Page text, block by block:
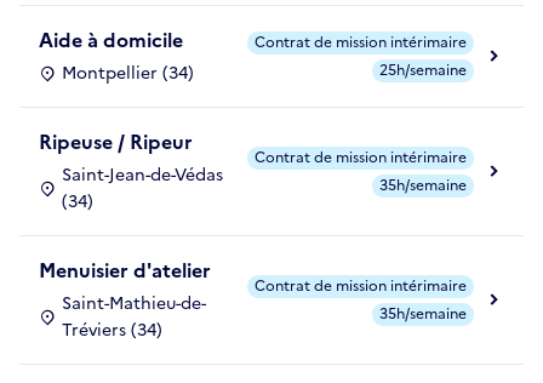
Aide à domicile
Montpellier (34)
Contrat de mission intérimaire
25h/semaine
Ripeuse / Ripeur
Saint-Jean-de-Védas
(34)
Contrat de mission intérimaire
35h/semaine
Menuisier d'atelier
Saint-Mathieu-de-
Tréviers (34)
Contrat de mission intérimaire
35h/semaine